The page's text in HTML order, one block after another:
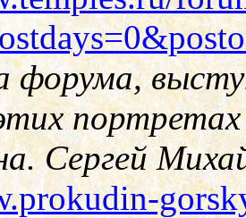
форума,
Сергей